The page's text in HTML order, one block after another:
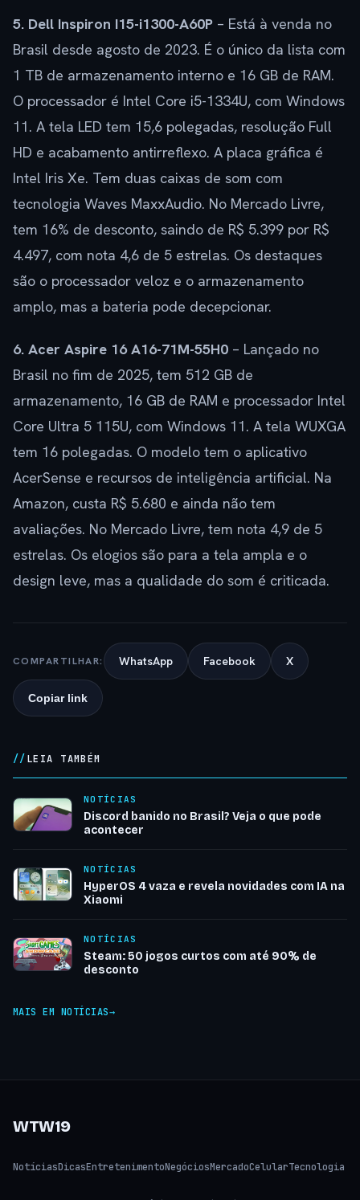
5. Dell Inspiron I15-i1300-A60P – Está à venda no
Brasil desde agosto de 2023. É o único da lista com
1 TB de armazenamento interno e 16 GB de RAM.
O processador é Intel Core i5-1334U, com Windows
11. A tela LED tem 15,6 polegadas, resolução Full
HD e acabamento antirreflexo. A placa gráfica é
Intel Iris Xe. Tem duas caixas de som com
tecnologia Waves MaxxAudio. No Mercado Livre,
tem 16% de desconto, saindo de R$ 5.399 por R$
4.497, com nota 4,6 de 5 estrelas. Os destaques
são o processador veloz e o armazenamento
amplo, mas a bateria pode decepcionar.
6. Acer Aspire 16 A16-71M-55H0 – Lançado no
Brasil no fim de 2025, tem 512 GB de
armazenamento, 16 GB de RAM e processador Intel
Core Ultra 5 115U, com Windows 11. A tela WUXGA
tem 16 polegadas. O modelo tem o aplicativo
AcerSense e recursos de inteligência artificial. Na
Amazon, custa R$ 5.680 e ainda não tem
avaliações. No Mercado Livre, tem nota 4,9 de 5
estrelas. Os elogios são para a tela ampla e o
design leve, mas a qualidade do som é criticada.
COMPARTILHAR: WhatsApp Facebook X
Copiar link
LEIA TAMBÉM
NOTÍCIAS
Discord banido no Brasil? Veja o que pode
acontecer
NOTÍCIAS
HyperOS 4 vaza e revela novidades com IA na
Xiaomi
NOTÍCIAS
Steam: 50 jogos curtos com até 90% de
desconto
MAIS EM NOTÍCIAS
WTW19
NotíciasDicasEntretenimentoNegóciosMercadoCelularTecnologia